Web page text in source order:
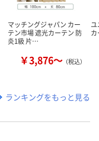
マッチングジャパン カー
テン市場 遮光カーテン 防
炎1級 片…
￥3,876～ （税込）
ランキングをもっと見る